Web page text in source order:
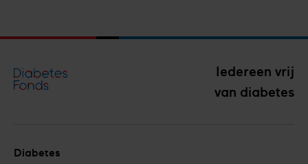
Iedereen vrij
van diabetes
Diabetes